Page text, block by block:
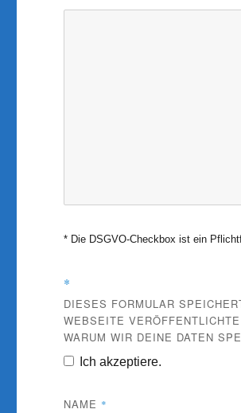
* Die DSGVO-Checkbox ist ein
*
DIESES FORMULAR
WEBSEITE
WARUM WIR DEINE DATEN
Ich akzeptiere.
NAME *